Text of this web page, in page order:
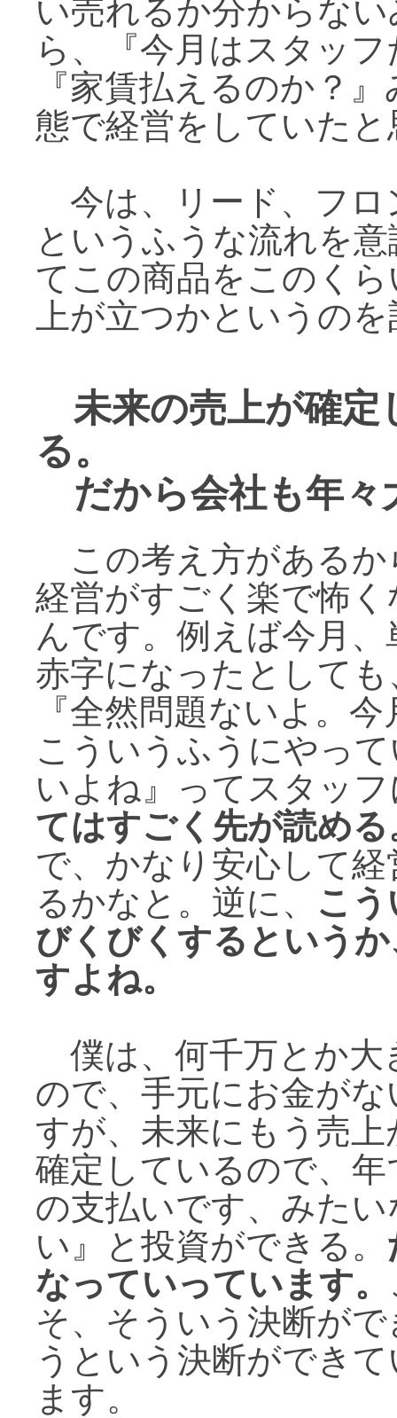
い売れるか分からな
ら、『今月はスタッ
『家賃払えるのか？
態で経営をしていた
今は、リード、フロ
というふうな流れを
てこの商品をこのく
上が立つかというの
未来の売上が確定
る。
だから会社も年々
この考え方があるか
経営がすごく楽で怖く
んです。例えば今月、
赤字になったとしても
『全然問題ないよ。
こういうふうにやっ
いよね』ってスタッ
てはすごく先が読める
で、かなり安心して
るかなと。逆に、 こ
びくびくするという
すよね。
僕は、何千万とか大
ので、手元にお金が
すが、未来にもう売
確定しているので、
の支払いです、みた
い』と投資ができる。
なっていっています。
そ、そういう決断が
うという決断ができ
ます。